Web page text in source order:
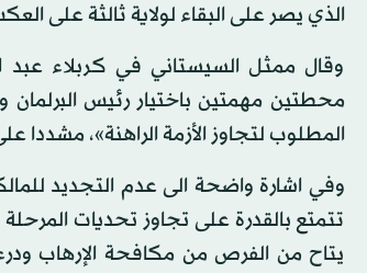
الذي يصر على البقاء لولاية ثالثة على
وقال ممثل السيستاني في كربلاء
محطتين مهمتين باختيار رئيس
المطلوب لتجاوز الأزمة الراهنة»، مشددا
وفي اشارة واضحة الى عدم التجديد
تتمتع بالقدرة على تجاوز تحديات
يتاح من الفرص من مكافحة الإرهاب